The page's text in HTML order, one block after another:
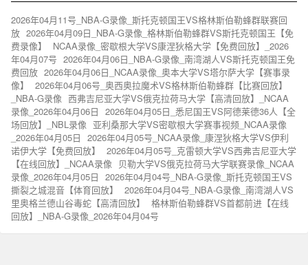
2026年04月11号_NBA-G录像_斯托克顿国王VS格林斯伯勒蜂群联赛回
放 2026年04月09日_NBA-G录像_格林斯伯勒蜂群VS斯托克顿国王【免
费录像】
NCAA录像_密歇根大学VS康涅狄格大学【免费回放】_2026
年04月07号 2026年04月06日_NBA-G录像_南湾湖人VS斯托克顿国王免
费回放 2026年04月06日_NCAA录像_奥本大学VS塔尔萨大学【赛事录
像】
2026年04月06号_奥西奥拉魔术VS格林斯伯勒蜂群【比赛回放】
_NBA-G录像 西弗吉尼亚大学VS俄克拉荷马大学【高清回放】_NCAA
录像_2026年04月06日 2026年04月05日_悉尼国王VS阿德莱德36人【全
场回放】_NBL录像 亚利桑那大学VS密歇根大学赛事视频_NCAA录像
_2026年04月05日 2026年04月05号_NCAA录像_康涅狄格大学VS伊利
诺伊大学【免费回放】
2026年04月05号_克雷顿大学VS西弗吉尼亚大学
【在线回放】_NCAA录像
贝勒大学VS俄克拉荷马大学联赛录像_NCAA
录像_2026年04月05日 2026年04月04号_NBA-G录像_斯托克顿国王VS
撕裂之城混音【体育回放】
2026年04月04号_NBA-G录像_南湾湖人VS
里奥格兰德山谷毒蛇【高清回放】
格林斯伯勒蜂群VS首都前进【在线
回放】_NBA-G录像_2026年04月04号